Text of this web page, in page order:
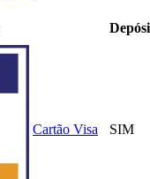
Cartão Visa SIM